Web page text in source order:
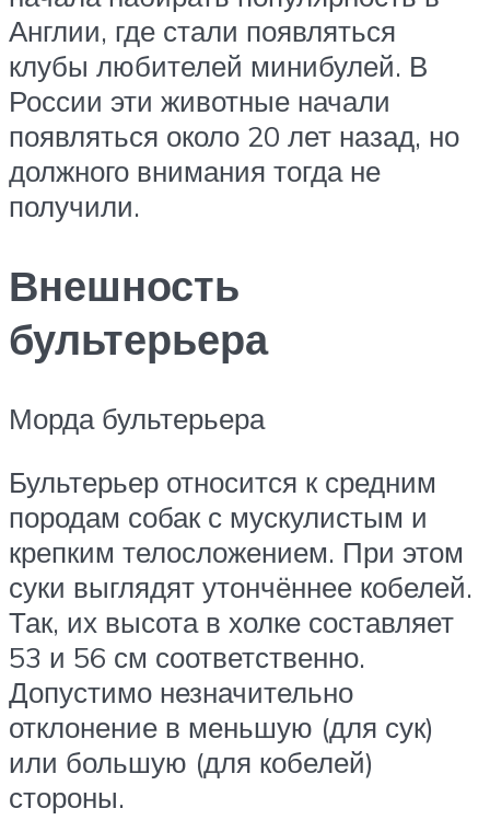
Англии, где стали появляться
клубы любителей минибулей. В
России эти животные начали
появляться около 20 лет назад, но
должного внимания тогда не
получили.
Внешность
бультерьера
Морда бультерьера
Бультерьер относится к средним
породам собак с мускулистым и
крепким телосложением. При этом
суки выглядят утончённее кобелей.
Так, их высота в холке составляет
53 и 56 см соответственно.
Допустимо незначительно
отклонение в меньшую (для сук)
или большую (для кобелей)
стороны.